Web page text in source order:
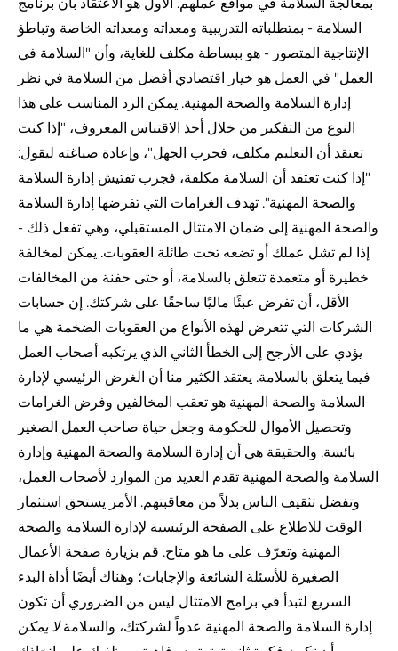
بمعالجة السلامة في مواقع عملهم. الأول هو الاعتقاد بأن برنامج
السلامة - بمتطلباته التدريبية ومعداته ومعداته الخاصة وتباطؤ
الإنتاجية المتصور - هو ببساطة مكلف للغاية، وأن "السلامة في
العمل" في العمل هو خيار اقتصادي أفضل من السلامة في نظر
إدارة السلامة والصحة المهنية. يمكن الرد المناسب على هذا
النوع من التفكير من خلال أخذ الاقتباس المعروف، "إذا كنت
تعتقد أن التعليم مكلف، فجرب الجهل"، وإعادة صياغته ليقول:
"إذا كنت تعتقد أن السلامة مكلفة، فجرب تفتيش إدارة السلامة
والصحة المهنية". تهدف الغرامات التي تفرضها إدارة السلامة
والصحة المهنية إلى ضمان الامتثال المستقبلي، وهي تفعل ذلك -
إذا لم تشل عملك أو تضعه تحت طائلة العقوبات. يمكن لمخالفة
خطيرة أو متعمدة تتعلق بالسلامة، أو حتى حفنة من المخالفات
الأقل، أن تفرض عبئًا ماليًا ساحقًا على شركتك. إن حسابات
الشركات التي تتعرض لهذه الأنواع من العقوبات الضخمة هي ما
يؤدي على الأرجح إلى الخطأ الثاني الذي يرتكبه أصحاب العمل
فيما يتعلق بالسلامة. يعتقد الكثير منا أن الغرض الرئيسي لإدارة
السلامة والصحة المهنية هو تعقب المخالفين وفرض الغرامات
وتحصيل الأموال للحكومة وجعل حياة صاحب العمل الصغير
بائسة. والحقيقة هي أن إدارة السلامة والصحة المهنية وإدارة
السلامة والصحة المهنية تقدم العديد من الموارد لأصحاب العمل،
وتفضل تثقيف الناس بدلاً من معاقبتهم. الأمر يستحق استثمار
الوقت للاطلاع على الصفحة الرئيسية لإدارة السلامة والصحة
المهنية وتعرّف على ما هو متاح. قم بزيارة صفحة الأعمال
الصغيرة للأسئلة الشائعة والإجابات؛ وهناك أيضًا أداة البدء
السريع لتبدأ في برامج الامتثال ليس من الضروري أن تكون
إدارة السلامة والصحة المهنية عدواً لشركتك، والسلامةلا يمكن